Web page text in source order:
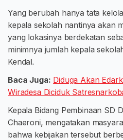
Yang berubah hanya tata
kepala sekolah nantinya akan
yang lokasinya berdekatan
minimnya jumlah kepala
Kendal.
Baca Juga: Diduga Akan
Wiradesa Diciduk
Kepala Bidang Pembinaan SD
Chaeroni, mengatakan
bahwa kebijakan tersebut